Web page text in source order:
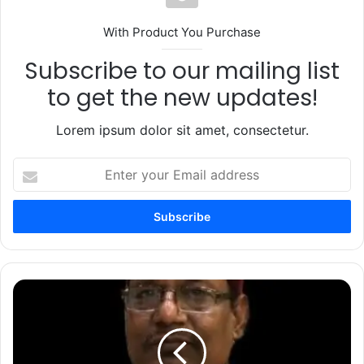
With Product You Purchase
Subscribe to our mailing list
to get the new updates!
Lorem ipsum dolor sit amet, consectetur.
your
Email